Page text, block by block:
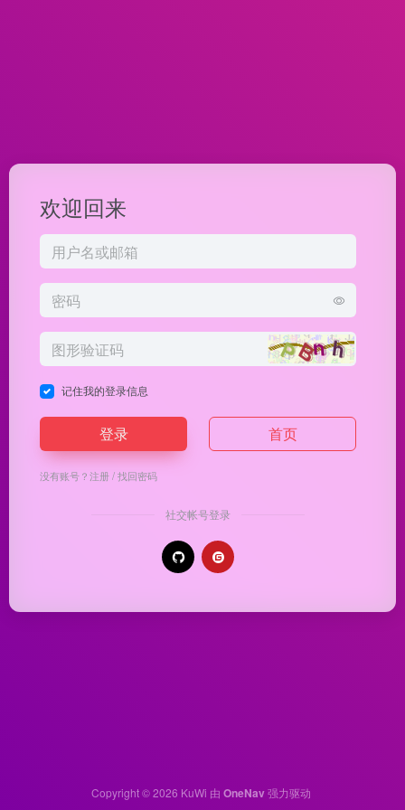
欢迎回来
记住我的登录信息
登录 首页
没有账号？注册/找回密码
社交帐号登录
Copyright © 2026 KuWi 由 OneNav强力驱动